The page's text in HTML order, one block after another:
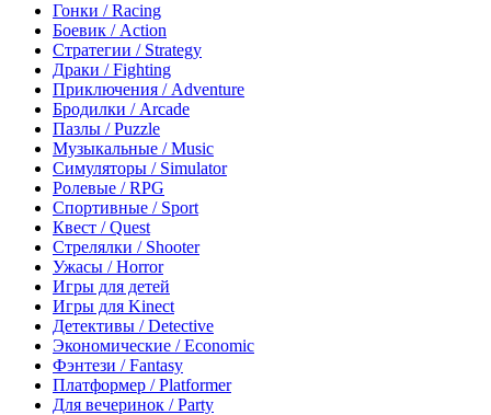
Гонки / Racing
Боевик / Action
Стратегии / Strategy
Драки / Fighting
Приключения / Adventure
Бродилки / Arcade
Пазлы / Puzzle
Музыкальные / Music
Симуляторы / Simulator
Ролевые / RPG
Спортивные / Sport
Квест / Quest
Стрелялки / Shooter
Ужасы / Horror
Игры для детей
Игры для Kinect
Детективы / Detective
Экономические / Economic
Фэнтези / Fantasy
Платформер / Platformer
Для вечеринок / Party